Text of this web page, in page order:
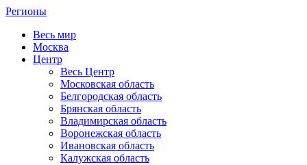
Регионы
Весь мир
Москва
Центр
Весь Центр
Московская область
Белгородская область
Брянская область
Владимирская область
Воронежская область
Ивановская область
Калужская область